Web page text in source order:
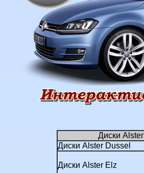
Диски Alster
Диски Alster Dussel
Диски Alster Elz